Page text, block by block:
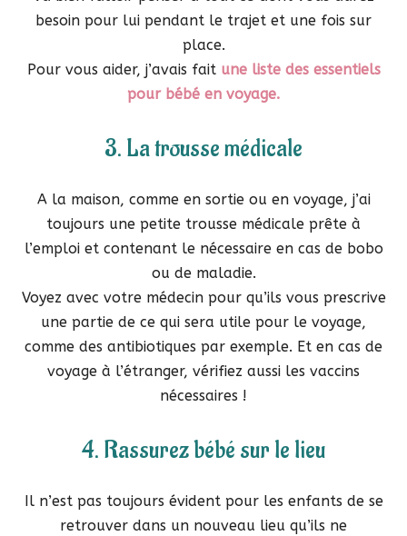
besoin pour lui pendant le trajet et une fois sur
place.
Pour vous aider, j’avais fait une liste des essentiels
pour bébé en voyage.
3. La trousse médicale
A la maison, comme en sortie ou en voyage, j’ai
toujours une petite trousse médicale prête à
l’emploi et contenant le nécessaire en cas de bobo
ou de maladie.
Voyez avec votre médecin pour qu’ils vous prescrive
une partie de ce qui sera utile pour le voyage,
comme des antibiotiques par exemple. Et en cas de
voyage à l’étranger, vérifiez aussi les vaccins
nécessaires !
4. Rassurez bébé sur le lieu
Il n’est pas toujours évident pour les enfants de se
retrouver dans un nouveau lieu qu’ils ne